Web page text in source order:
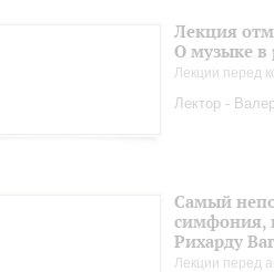
Лекция
О музыке в
Лекции перед
Лектор -
Самый
симфония,
Рихарду
Лекции перед